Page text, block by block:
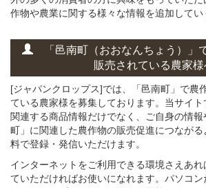
作物や農業に関する様々な情報を追加してい
「邑南町（おおなんちょう）」
販売されている農家
[ジャパンクロップス]では、「邑南町」で農
ている農家様を募集しております。当サイ
関連する商品情報だけでなく、ご自身の情
町」に関連した農作物の販売促進につなが
料で登録・発信いただけます。
インターネットをご利用できる環境さえあ
ていただければお使いになれます。パソコン